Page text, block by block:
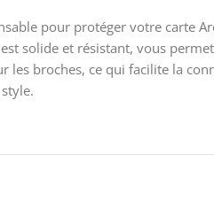
pour protéger votre carte
solide et résistant, vous
broches, ce qui facilite la